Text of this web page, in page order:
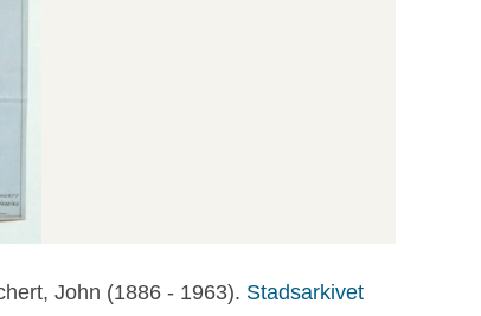
John (1886 - 1963). Stadsarkivet